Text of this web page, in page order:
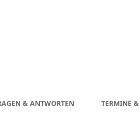
& ANTWORTEN TERMINE